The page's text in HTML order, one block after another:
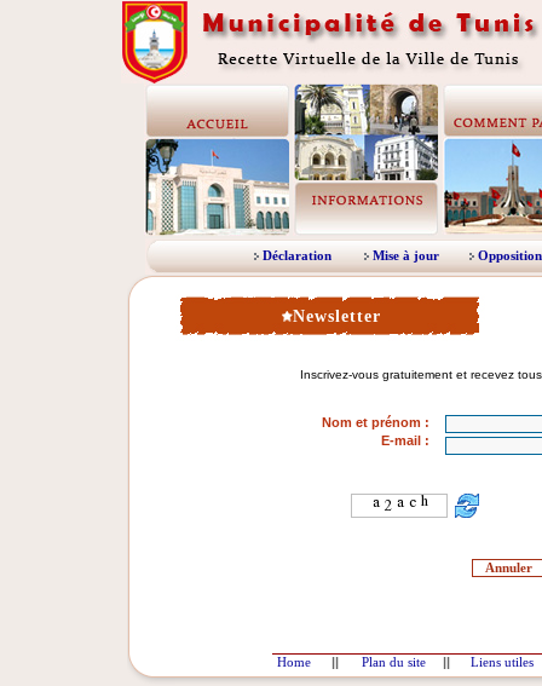
Déclaration Mise à jour Opposition
Newsletter
Nom et prénom :
E-mail :
Home || Plan du site || Liens utiles